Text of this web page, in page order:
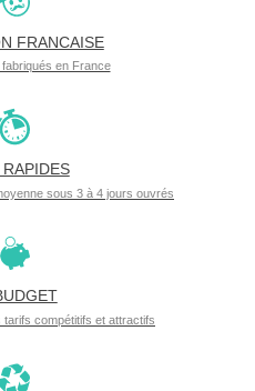
FRANCAISE
en France
sous 3 à 4 jours ouvrés
compétitifs et attractifs